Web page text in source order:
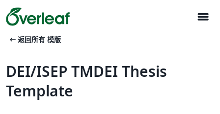
menu
arrow_left_alt 返回所有 模版
DEI/ISEP TMDEI Thesis
Template